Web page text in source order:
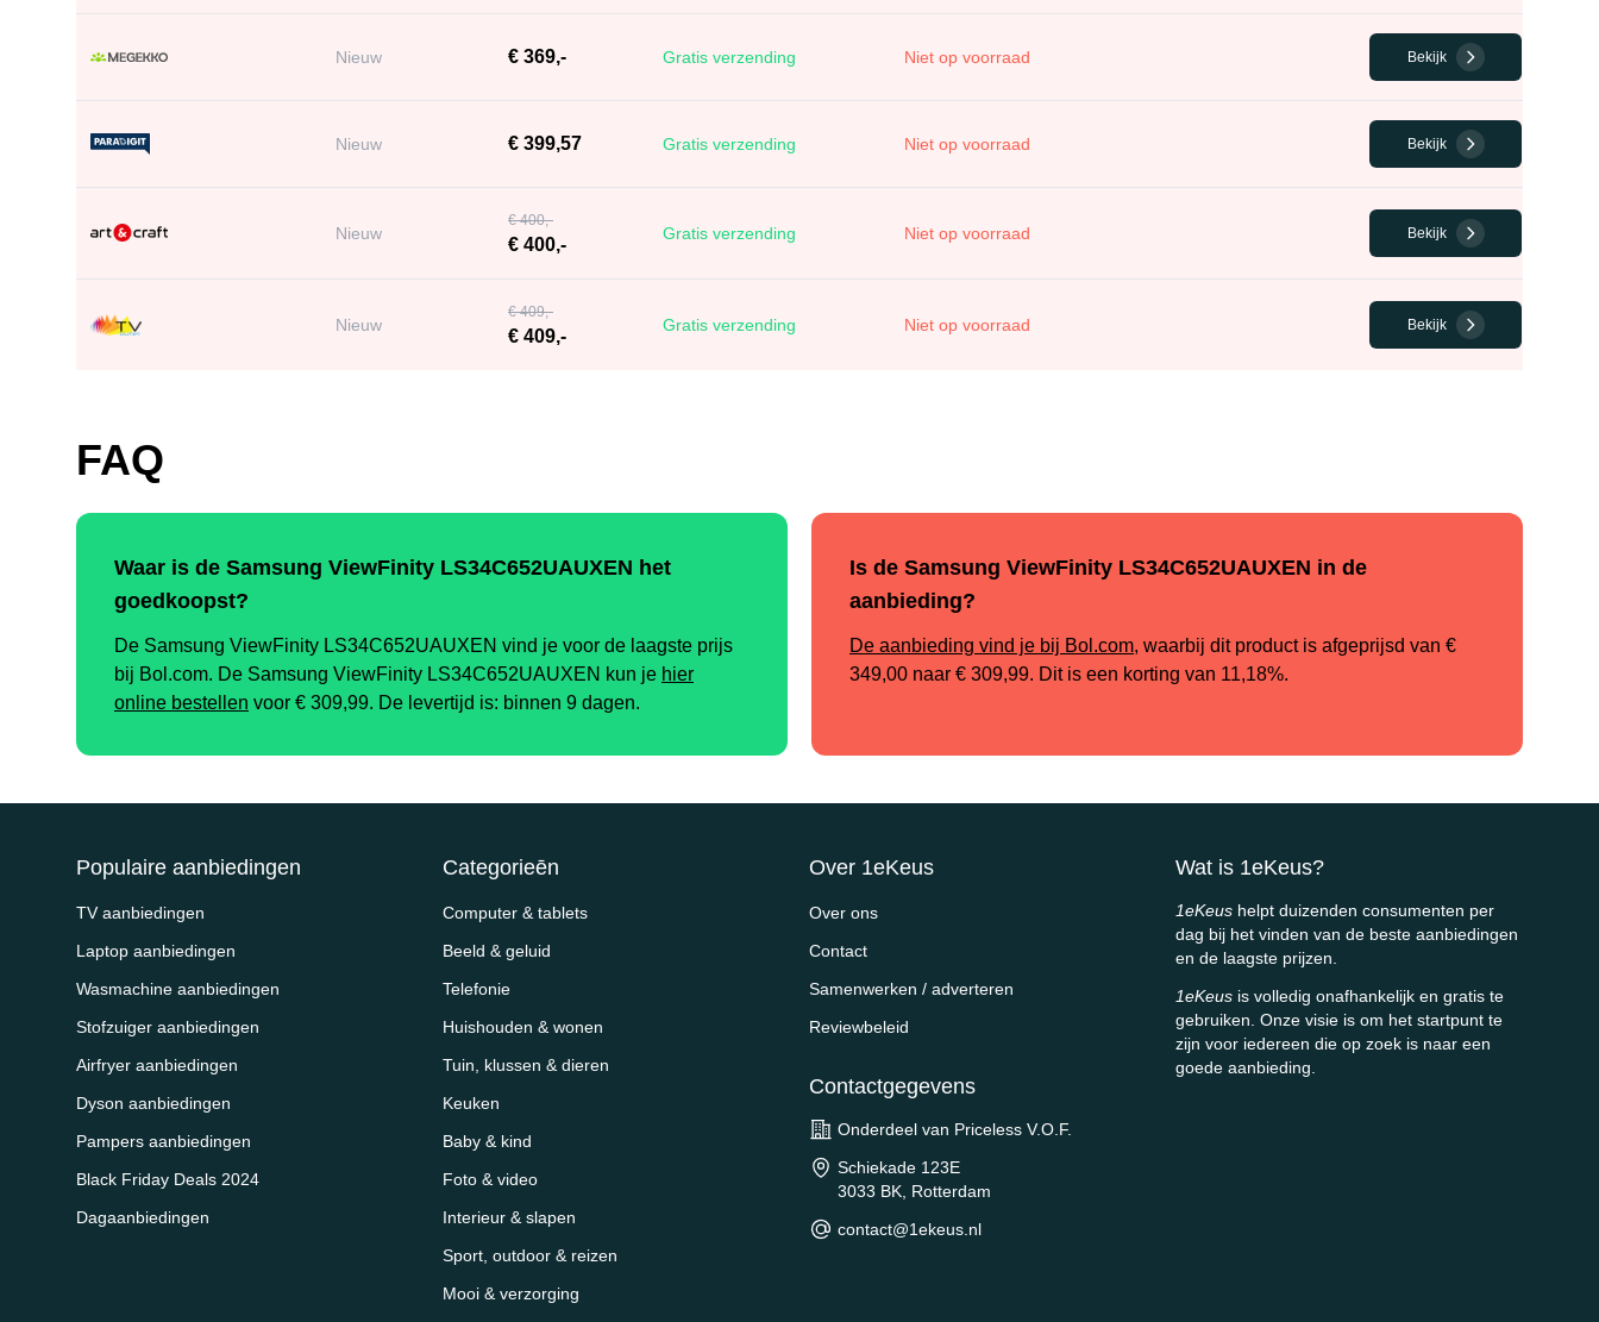
Nieuw € 369,- Gratis verzending Niet op voorraad Bekijk
Nieuw € 399,57 Gratis verzending Niet op voorraad Bekijk
Nieuw
€ 400,-
€ 400,-
Gratis verzending Niet op voorraad Bekijk
Nieuw
€ 409,-
€ 409,-
Gratis verzending Niet op voorraad Bekijk
FAQ
Waar is de Samsung ViewFinity LS34C652UAUXEN het
goedkoopst?
De Samsung ViewFinity LS34C652UAUXEN vind je voor de laagste prijs
bij Bol.com. De Samsung ViewFinity LS34C652UAUXEN kun je hier
online bestellen voor € 309,99. De levertijd is: binnen 9 dagen.
Is de Samsung ViewFinity LS34C652UAUXEN in de
aanbieding?
De aanbieding vind je bij Bol.com, waarbij dit product is afgeprijsd van €
349,00 naar € 309,99. Dit is een korting van 11,18%.
Populaire aanbiedingen
TV aanbiedingen
Laptop aanbiedingen
Wasmachine aanbiedingen
Stofzuiger aanbiedingen
Airfryer aanbiedingen
Dyson aanbiedingen
Pampers aanbiedingen
Black Friday Deals 2024
Dagaanbiedingen
Categorieēn
Computer & tablets
Beeld & geluid
Telefonie
Huishouden & wonen
Tuin, klussen & dieren
Keuken
Baby & kind
Foto & video
Interieur & slapen
Sport, outdoor & reizen
Mooi & verzorging
Over 1eKeus
Over ons
Contact
Samenwerken / adverteren
Reviewbeleid
Contactgegevens
Onderdeel van Priceless V.O.F.
Schiekade 123E
3033 BK, Rotterdam
contact@1ekeus.nl
Wat is 1eKeus?
1eKeus helpt duizenden consumenten per
dag bij het vinden van de beste aanbiedingen
en de laagste prijzen.
1eKeus is volledig onafhankelijk en gratis te
gebruiken. Onze visie is om het startpunt te
zijn voor iedereen die op zoek is naar een
goede aanbieding.